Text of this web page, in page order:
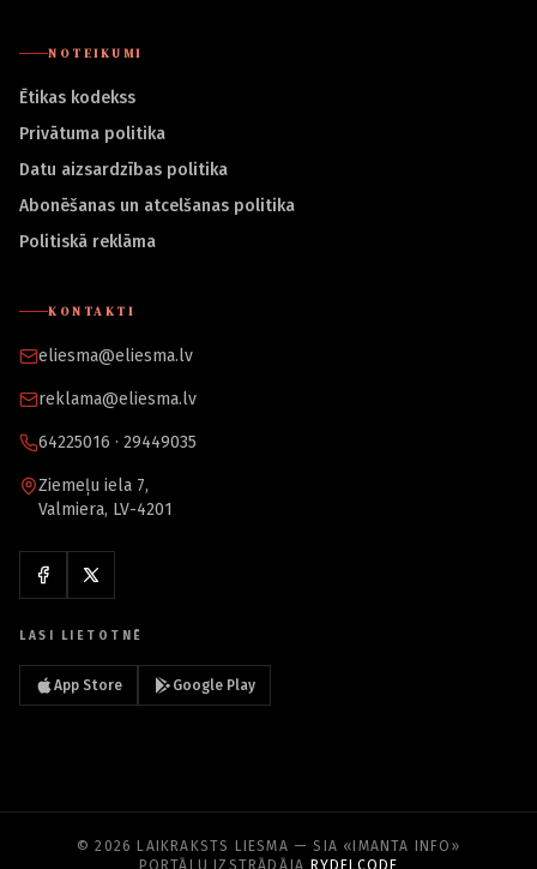
NOTEIKUMI
Ētikas kodekss
Privātuma politika
Datu aizsardzības politika
Abonēšanas un atcelšanas politika
Politiskā reklāma
KONTAKTI
eliesma@eliesma.lv
reklama@eliesma.lv
64225016 · 29449035
Ziemeļu iela 7,
Valmiera, LV-4201
LASI LIETOTNĒ
App Store Google Play
© 2026 LAIKRAKSTS LIESMA — SIA «IMANTA INFO»